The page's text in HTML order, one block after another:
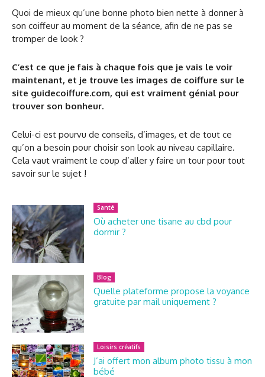
Quoi de mieux qu’une bonne photo bien nette à donner à
son coiffeur au moment de la séance, afin de ne pas se
tromper de look ?
C’est ce que je fais à chaque fois que je vais le voir
maintenant, et je trouve les images de coiffure sur le
site guidecoiffure.com, qui est vraiment génial pour
trouver son bonheur.
Celui-ci est pourvu de conseils, d’images, et de tout ce
qu’on a besoin pour choisir son look au niveau capillaire.
Cela vaut vraiment le coup d’aller y faire un tour pour tout
savoir sur le sujet !
Santé
Où acheter une tisane au cbd pour
dormir ?
Blog
Quelle plateforme propose la voyance
gratuite par mail uniquement ?
Loisirs créatifs
J’ai offert mon album photo tissu à mon
bébé